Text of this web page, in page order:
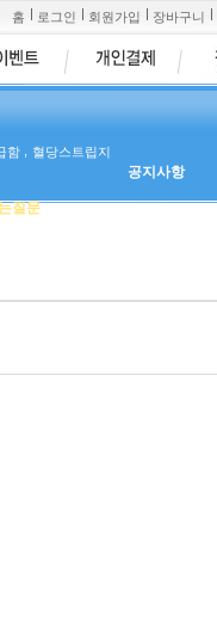
홈 로그인 회원가입 장바구니
함 혈당스트립지
공지사항
질문